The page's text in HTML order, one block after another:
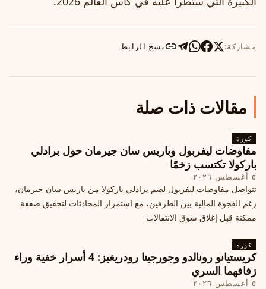
مشاركة: نسخ الرابط
مقالات ذات صلة
كورة
مفاوضات ليفربول وباريس سان جيرمان حول برادلي
باركولا تكتسب زخمًا
٥ أغسطس ٢٠٢٦
تتواصل مفاوضات ليفربول لضم برادلي باركولا من باريس سان جيرمان،
رغم الفجوة المالية بين الطرفين، مع استمرار المحادثات لتحقيق صفقة
ممكنة قبل إغلاق سوق الانتقالات
كورة
كريستيانو رونالدو وجورجينا رودريغيز: 4 أسرار خفية وراء
زفافهما السري
٥ أغسطس ٢٠٢٦